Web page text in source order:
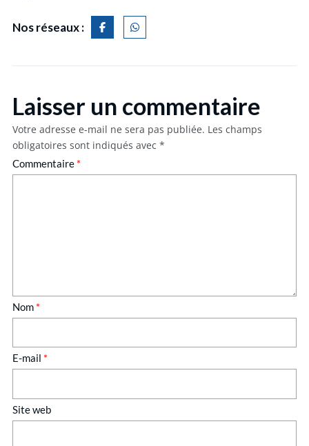
Nos réseaux :
Laisser un commentaire
Votre adresse e-mail ne sera pas publiée. Les champs
obligatoires sont indiqués avec *
Commentaire *
Nom *
E-mail *
Site web